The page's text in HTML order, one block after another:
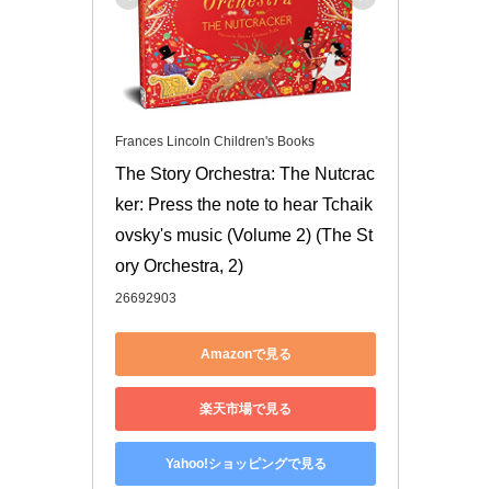
Frances Lincoln Children's Books
The Story Orchestra: The Nutcrac
ker: Press the note to hear Tchaik
ovsky's music (Volume 2) (The St
ory Orchestra, 2)
26692903
Amazonで見る
楽天市場で見る
Yahoo!ショッピングで見る